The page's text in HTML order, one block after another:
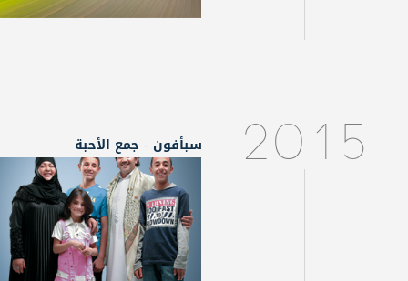
2015 سبأفون - جمع الأحبة